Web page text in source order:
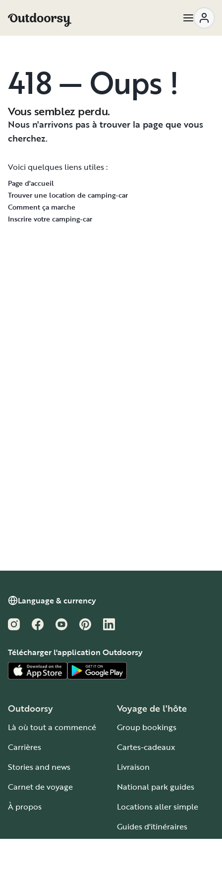
418 — Oups !
Vous semblez perdu.
Nous n'arrivons pas à trouver la page que vous
cherchez.
Voici quelques liens utiles :
Page d'accueil
Trouver une location de camping-car
Comment ça marche
Inscrire votre camping-car
Language & currency
InstagramFacebookYouTubePinterestLinkedIn
Télécharger l'application Outdoorsy
Outdoorsy
Là où tout a commencé
Carrières
Stories and news
Carnet de voyage
À propos
Voyage de l'hôte
Group bookings
Cartes-cadeaux
Livraison
National park guides
Locations aller simple
Guides d'itinéraires